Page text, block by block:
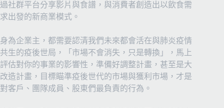
過社群平台分享影片與食譜，與消費者創造出以飲食需
求出發的新商業模式。
身為企業主，都需要認清我們未來都會活在與肺炎疫情
共生的疫後世局，「市場不會消失，只是轉換」，馬上
評估對你的事業的影響性，準備好調整計畫，甚至是大
改造計畫，目標瞄準疫後世代的市場與獲利市場，才是
對客戶、團隊成員、股東們最負責的行為。